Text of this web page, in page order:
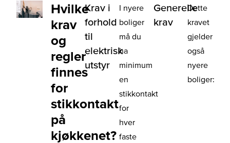
Hvilke
krav
og
regler
finnes
for
stikkontakt
på
kjøkkenet?
Krav i
forhold
til
elektrisk
utstyr
I nyere
boliger
må du
ha
minimum
en
stikkontakt
for
hver
faste
Generelle
krav
Dette
kravet
gjelder
også
nyere
boliger: